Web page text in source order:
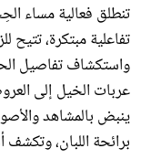
تنطلق فعالية مساء
تفاعلية مبتكرة، تتيح
واستكشاف تفاصيل
عربات الخيل إلى
ينبض بالمشاهد
برائحة اللبان،